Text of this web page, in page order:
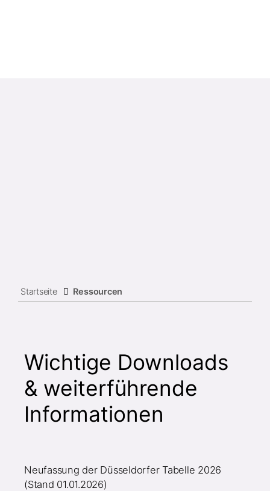
Startseite Ressourcen
Wichtige Downloads
& weiterführende
Informationen
Neufassung der Düsseldorfer Tabelle 2026
(Stand 01.01.2026)